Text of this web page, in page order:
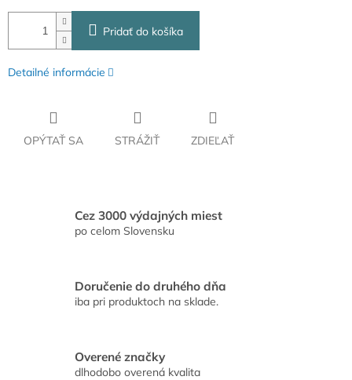
Pridať do košíka
Detailné informácie
OPÝTAŤ SA STRÁŽIŤ ZDIEĽAŤ
Cez 3000 výdajných miest
po celom Slovensku
Doručenie do druhého dňa
iba pri produktoch na sklade.
Overené značky
dlhodobo overená kvalita